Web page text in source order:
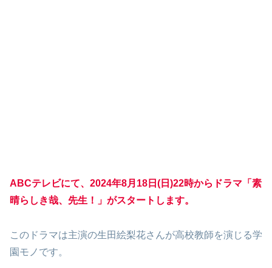
ABCテレビにて、2024年8月18日(日)22時からドラマ「素
晴らしき哉、先生！」がスタートします。
このドラマは主演の生田絵梨花さんが高校教師を演じる学
園モノです。